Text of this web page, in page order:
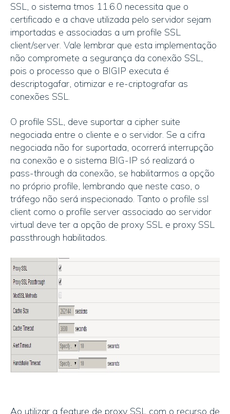
SSL, o sistema tmos 11.6.0 necessita que o
certificado e a chave utilizada pelo servidor sejam
importadas e associadas a um profile SSL
client/server. Vale lembrar que esta implementação
não compromete a segurança da conexão SSL,
pois o processo que o BIGIP executa é
descriptogafar, otimizar e re-criptografar as
conexões SSL.
O profile SSL, deve suportar a cipher suite
negociada entre o cliente e o servidor. Se a cifra
negociada não for suportada, ocorrerá interrupção
na conexão e o sistema BIG-IP só realizará o
pass-through da conexão, se habilitarmos a opção
no próprio profile, lembrando que neste caso, o
tráfego não será inspecionado. Tanto o profile ssl
client como o profile server associado ao servidor
virtual deve ter a opção de proxy SSL e proxy SSL
passthrough habilitados.
Ao utilizar a feature de proxy SSL com o recurso de